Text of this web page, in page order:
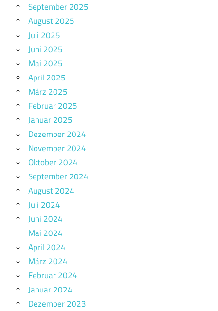
September 2025
August 2025
Juli 2025
Juni 2025
Mai 2025
April 2025
März 2025
Februar 2025
Januar 2025
Dezember 2024
November 2024
Oktober 2024
September 2024
August 2024
Juli 2024
Juni 2024
Mai 2024
April 2024
März 2024
Februar 2024
Januar 2024
Dezember 2023